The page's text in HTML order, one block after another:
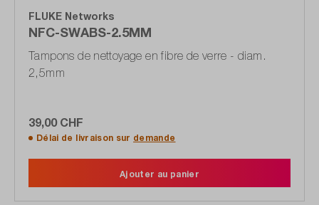
FLUKE Networks
NFC-SWABS-2.5MM
Tampons de nettoyage en fibre de verre - diam.
2,5mm
39,00 CHF
Délai de livraison sur demande
Ajouter au panier